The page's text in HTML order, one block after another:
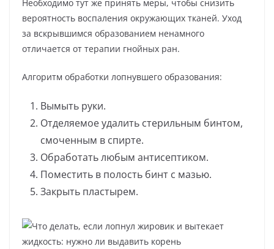
Необходимо тут же принять меры, чтобы снизить
вероятность воспаления окружающих тканей. Уход
за вскрывшимся образованием ненамного
отличается от терапии гнойных ран.
Алгоритм обработки лопнувшего образования:
Вымыть руки.
Отделяемое удалить стерильным бинтом,
смоченным в спирте.
Обработать любым антисептиком.
Поместить в полость бинт с мазью.
Закрыть пластырем.